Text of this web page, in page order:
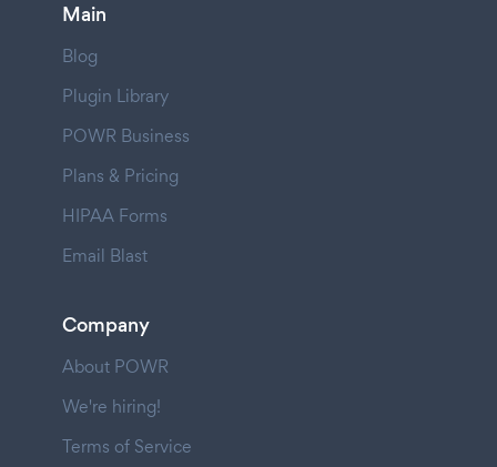
Main
Blog
Plugin Library
POWR Business
Plans & Pricing
HIPAA Forms
Email Blast
Company
About POWR
We're hiring!
Terms of Service